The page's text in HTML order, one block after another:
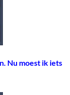
Nu moest ik iets